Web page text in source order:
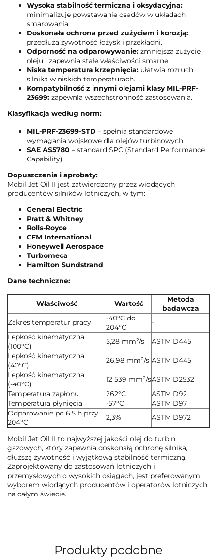
Wysoka stabilność termiczna i oksydacyjna:
minimalizuje powstawanie osadów w układach
smarowania.
Doskonała ochrona przed zużyciem i korozją:
przedłuża żywotność łożysk i przekładni.
Odporność na odparowywanie: zmniejsza zużycie
oleju i zapewnia stałe właściwości smarne.
Niska temperatura krzepnięcia: ułatwia rozruch
silnika w niskich temperaturach.
Kompatybilność z innymi olejami klasy MIL-PRF-
23699: zapewnia wszechstronność zastosowania.
Klasyfikacja według norm:
MIL-PRF-23699-STD – spełnia standardowe
wymagania wojskowe dla olejów turbinowych.
SAE AS5780 – standard SPC (Standard Performance
Capability).
Dopuszczenia i aprobaty:
Mobil Jet Oil II jest zatwierdzony przez wiodących
producentów silników lotniczych, w tym:
General Electric
Pratt & Whitney
Rolls-Royce
CFM International
Honeywell Aerospace
Turbomeca
Hamilton Sundstrand
Dane techniczne:
Właściwość Wartość
Metoda
badawcza
Zakres temperatur pracy
-40°C do
204°C
-
Lepkość kinematyczna
(100°C)
5,28 mm²/s
ASTM D445
Lepkość kinematyczna
(40°C)
26,98 mm²/s ASTM D445
Lepkość kinematyczna
(-40°C)
12 539 mm²/sASTM D2532
Temperatura zapłonu
262°C
ASTM D92
Temperatura płynięcia
-57°C
ASTM D97
Odparowanie po 6,5 h przy
204°C
2,3% ASTM D972
Mobil Jet Oil II to najwyższej jakości olej do turbin
gazowych, który zapewnia doskonałą ochronę silnika,
dłuższą żywotność i wyjątkową stabilność termiczną.
Zaprojektowany do zastosowań lotniczych i
przemysłowych o wysokich osiągach, jest preferowanym
wyborem wiodących producentów i operatorów lotniczych
na całym świecie.
Produkty podobne